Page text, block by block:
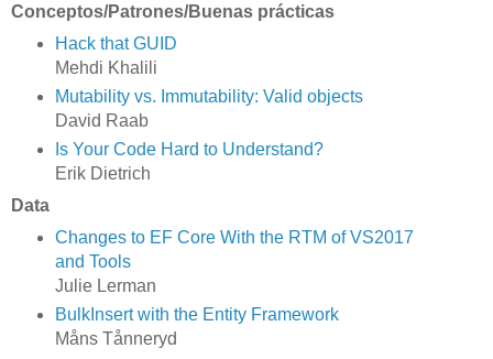
Conceptos/Patrones/Buenas prácticas
Hack that GUID
Mehdi Khalili
Mutability vs. Immutability: Valid objects
David Raab
Is Your Code Hard to Understand?
Erik Dietrich
Data
Changes to EF Core With the RTM of VS2017
and Tools
Julie Lerman
BulkInsert with the Entity Framework
Måns Tånneryd